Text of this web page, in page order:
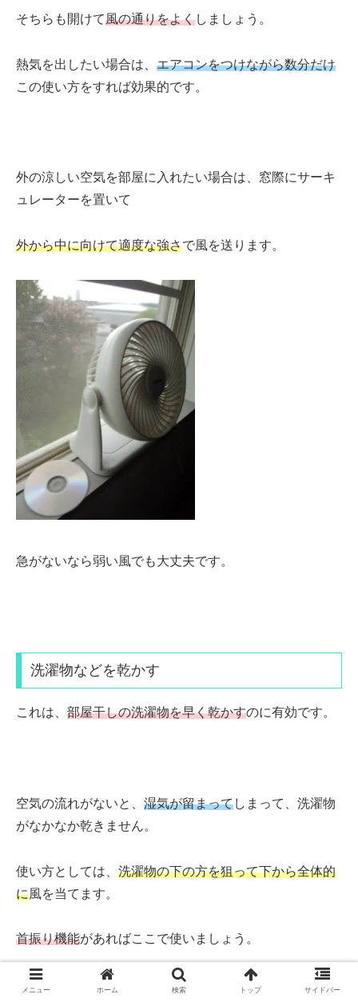
そちらも開けて風の通りをよくしましょう。
熱気を出したい場合は、 エアコンをつけながら数分だけ
この使い方をすれば効果的です。
外の涼しい空気を部屋に入れたい場合は、 窓際にサーキ
ュレーターを置いて
外から中に向けて適度な強さで風を送ります。
急がないなら弱い風でも大丈夫です。
洗濯物などを乾かす
これは、 部屋干しの洗濯物を早く乾かすのに有効です。
空気の流れがないと、 湿気が留まってしまって、洗濯物
がなかなか乾きません。
使い方としては、 洗濯物の下の方を狙って下から全体的
に風を当てます。
首振り機能があればここで使いましょう。
メニュー ホーム 検索 トップ サイドバー